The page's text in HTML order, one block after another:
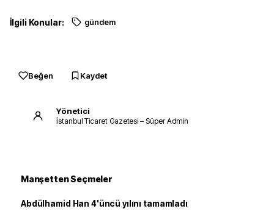
İlgili Konular: gündem
Beğen Kaydet
Yönetici
İstanbul Ticaret Gazetesi – Süper Admin
Manşetten Seçmeler
Abdülhamid Han 4'üncü yılını tamamladı